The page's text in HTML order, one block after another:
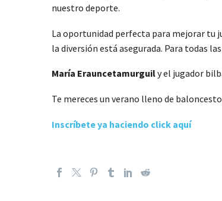
nuestro deporte.
La oportunidad perfecta para mejorar tu
la diversión está asegurada. Para todas
María Erauncetamurguily el jugador
Te mereces un verano lleno de
Inscríbete ya haciendo click aquí